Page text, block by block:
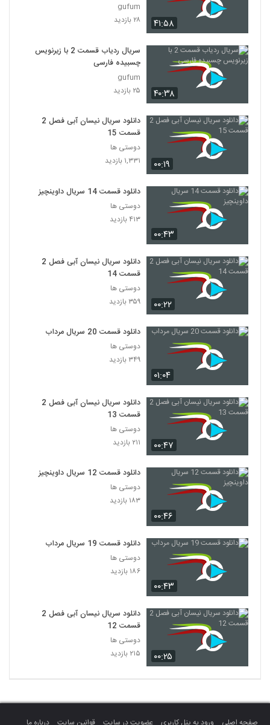
۴۱:۵۸
gufum
۲۸ بازدید
۴۰:۳۸
سریال ردیاب قسمت 2 با زیرنویس
چسبیده فارسی
gufum
۲۵ بازدید
۰۰:۱۹
دانلود سریال نیسان آبی فصل 2
قسمت 15
دوستی ها
۱,۳۳۱ بازدید
۰۰:۴۳
دانلود قسمت 14 سریال داوینچیز
دوستی ها
۴۱۳ بازدید
۰۰:۲۲
دانلود سریال نیسان آبی فصل 2
قسمت 14
دوستی ها
۳۵۹ بازدید
۰۱:۰۴
دانلود قسمت 20 سریال مرداب
دوستی ها
۳۴۹ بازدید
۰۰:۴۷
دانلود سریال نیسان آبی فصل 2
قسمت 13
دوستی ها
۲۱۱ بازدید
۰۰:۴۶
دانلود قسمت 12 سریال داوینچیز
دوستی ها
۱۸۳ بازدید
۰۰:۴۳
دانلود قسمت 19 سریال مرداب
دوستی ها
۱۸۶ بازدید
۰۰:۲۵
دانلود سریال نیسان آبی فصل 2
قسمت 12
دوستی ها
۲۱۵ بازدید